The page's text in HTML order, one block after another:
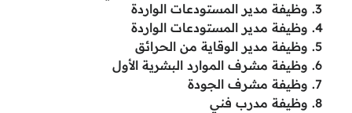
وظيفة مدير المستودعات الواردة
وظيفة مدير المستودعات الواردة
وظيفة مدير الوقاية من الحرائق
وظيفة مشرف الموارد البشرية الأول
وظيفة مشرف الجودة
وظيفة مدرب فني